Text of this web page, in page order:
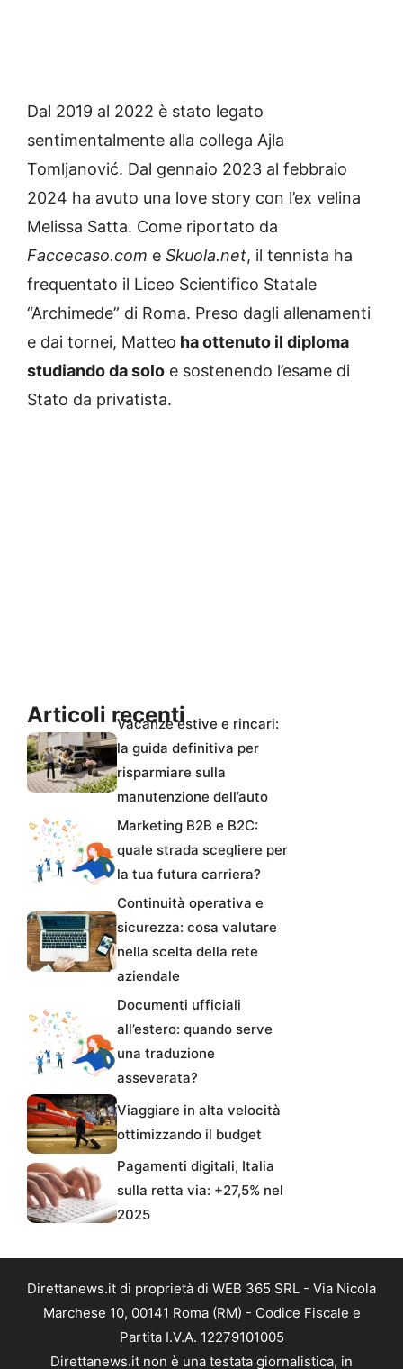
Dal 2019 al 2022 è stato legato
sentimentalmente alla collega Ajla
Tomljanović. Dal gennaio 2023 al febbraio
2024 ha avuto una love story con l’ex velina
Melissa Satta. Come riportato da
Faccecaso.com e Skuola.net, il tennista ha
frequentato il Liceo Scientifico Statale
“Archimede” di Roma. Preso dagli allenamenti
e dai tornei, Matteo ha ottenuto il diploma
studiando da solo e sostenendo l’esame di
Stato da privatista.
Articoli recentiVacanze estive e rincari:
la guida definitiva per
risparmiare sulla
manutenzione dell’auto
Marketing B2B e B2C:
quale strada scegliere per
la tua futura carriera?
Continuità operativa e
sicurezza: cosa valutare
nella scelta della rete
aziendale
Documenti ufficiali
all’estero: quando serve
una traduzione
asseverata?
Viaggiare in alta velocità
ottimizzando il budget
Pagamenti digitali, Italia
sulla retta via: +27,5% nel
2025
Direttanews.it di proprietà di WEB 365 SRL - Via Nicola
Marchese 10, 00141 Roma (RM) - Codice Fiscale e
Partita I.V.A. 12279101005
Direttanews.it non è una testata giornalistica, in